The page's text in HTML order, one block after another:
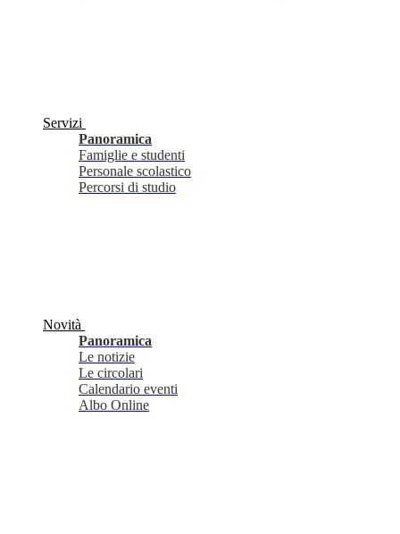
Servizi
Panoramica
Famiglie e studenti
Personale scolastico
Percorsi di studio
Novità
Panoramica
Le notizie
Le circolari
Calendario eventi
Albo Online